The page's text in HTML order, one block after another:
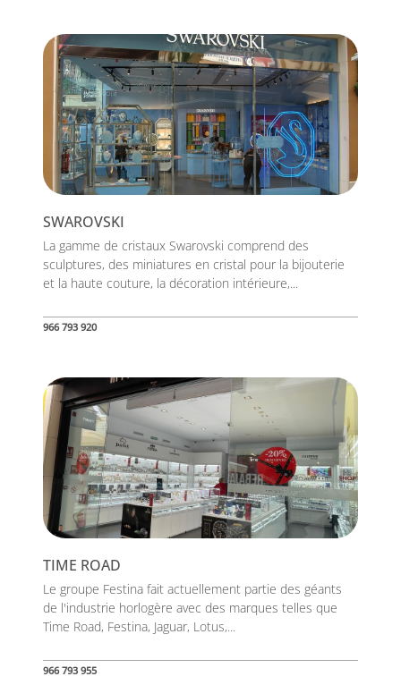
SWAROVSKI
La gamme de cristaux Swarovski comprend des
sculptures, des miniatures en cristal pour la bijouterie
et la haute couture, la décoration intérieure,...
966 793 920
TIME ROAD
Le groupe Festina fait actuellement partie des géants
de l'industrie horlogère avec des marques telles que
Time Road, Festina, Jaguar, Lotus,...
966 793 955